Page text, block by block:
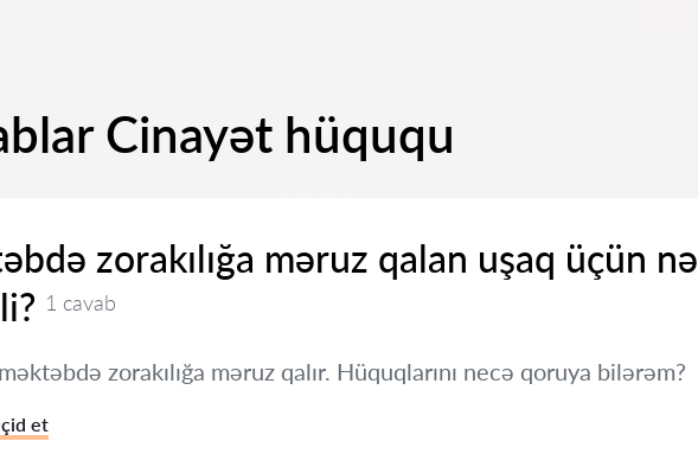
Cinayət hüququ
zorakılığa məruz qalan uşaq üçün nə
1 cavab
zorakılığa məruz qalır. Hüquqlarını necə qoruya bilərəm?
et